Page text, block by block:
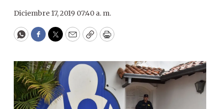
Diciembre 17, 2019 07:40 a. m.
WhatsApp
Facebook
Twitter
EmailCopyPrint